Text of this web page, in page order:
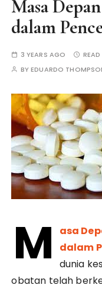
Masa
dalam
3 YEARS AGO
BYEDUARDO
M
asa
dalam
dunia
obatan telah